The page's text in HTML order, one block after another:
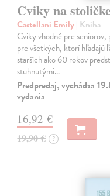
Cviky na
Castellani Emily| Kniha
Cviky vhodné pre seniorov,
pre všetkých, ktorí hľadajú
starších ako 60 rokov
stuhnutými…
Predpredaj, vychádza
vydania
16,92 €
19,90 € ?